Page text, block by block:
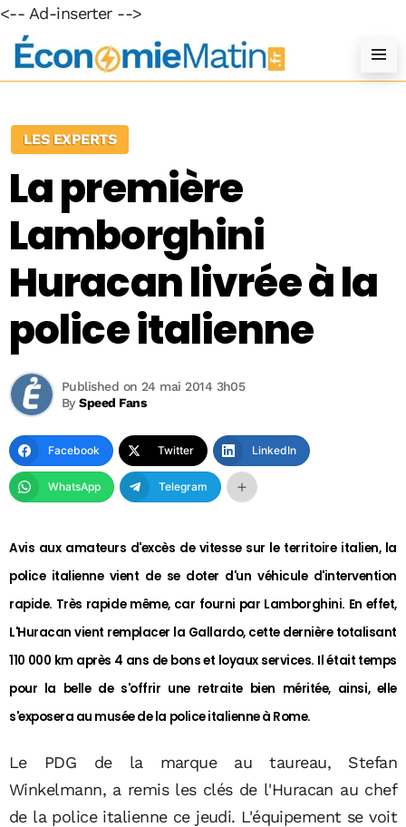
<-- Ad-inserter -->
LES EXPERTS
La première
Lamborghini
Huracan livrée à la
police italienne
BySpeed Fans
Published on 24 mai 2014 3h05
Facebook Twitter LinkedIn
WhatsApp Telegram
Avis aux amateurs d'excès de vitesse sur le territoire italien, la
police italienne vient de se doter d'un véhicule d'intervention
rapide. Très rapide même, car fourni par Lamborghini. En effet,
L'Huracan vient remplacer la Gallardo, cette dernière totalisant
110 000 km après 4 ans de bons et loyaux services. Il était temps
pour la belle de s'offrir une retraite bien méritée, ainsi, elle
s'exposera au musée de la police italienne à Rome.
Le PDG de la marque au taureau, Stefan
Winkelmann, a remis les clés de l'Huracan au chef
de la police italienne ce jeudi. L'équipement se voit